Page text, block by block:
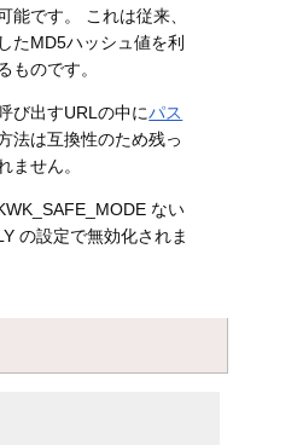
能です。 これは従来、
たMD5ハッシュ値を利
ものです。
び出すURLの中にパス
法は互換性のため残っ
ません。
ない
の設定で無効化されま